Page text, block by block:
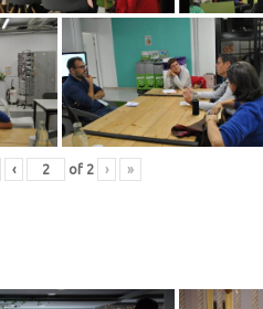
‹ of 2 › »